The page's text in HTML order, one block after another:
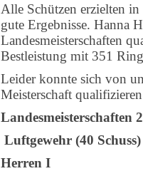
Alle Schützen erzielten
gute Ergebnisse. Hanna
Landesmeisterschaften
Bestleistung mit 351
Leider konnte sich von
Meisterschaft
Landesmeisterschaften
Luftgewehr (40 Schuss)
Herren I